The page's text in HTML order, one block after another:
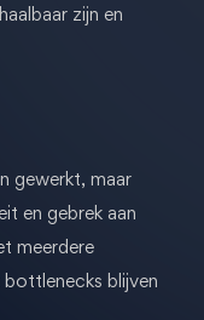
zijn en
gewerkt, maar
en gebrek aan
meerdere
bottlenecks blijven